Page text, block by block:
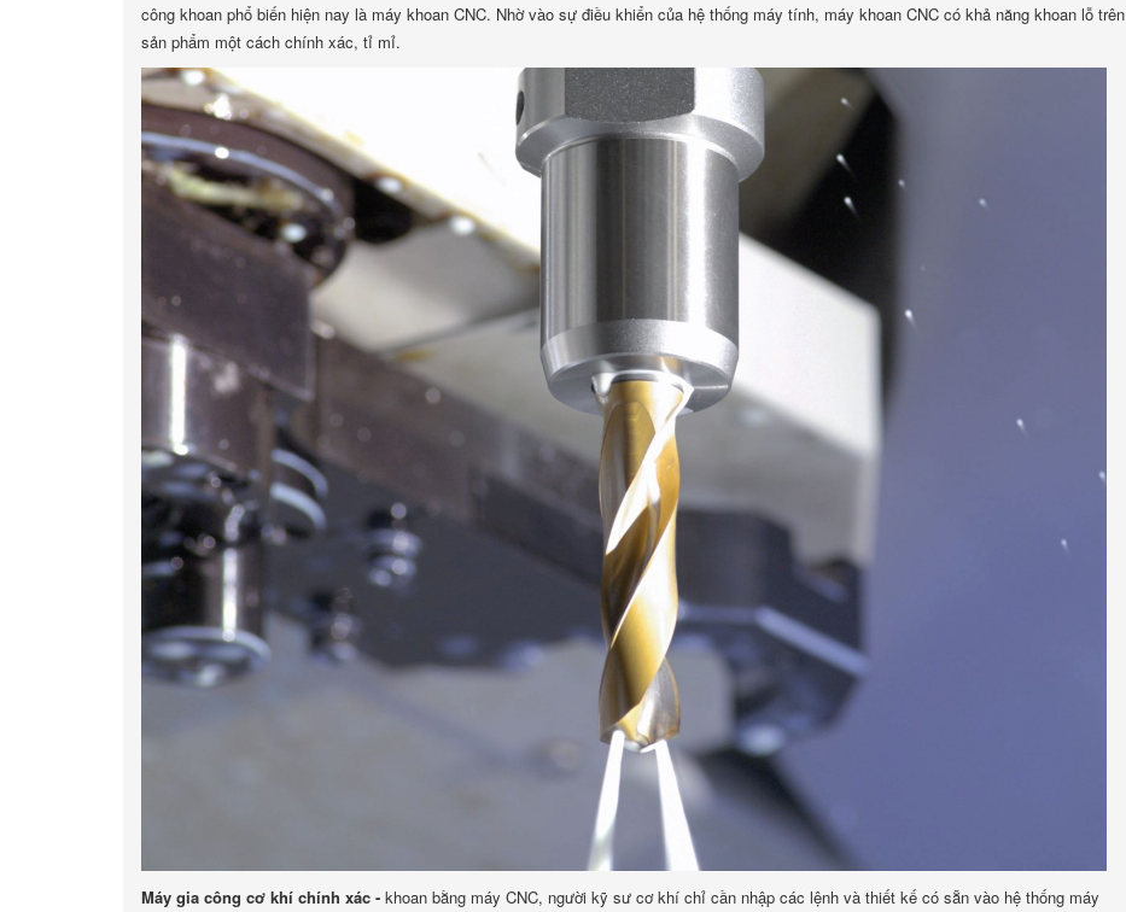
công khoan phổ biến hiện nay là máy khoan CNC. Nhờ vào sự điều khiển của hệ thống máy tính, máy khoan CNC có khả năng khoan lỗ trên
sản phẩm một cách chính xác, tỉ mỉ.
Máy gia công cơ khí chính xác - khoan bằng máy CNC, người kỹ sư cơ khí chỉ cần nhập các lệnh và thiết kế có sẵn vào hệ thống máy